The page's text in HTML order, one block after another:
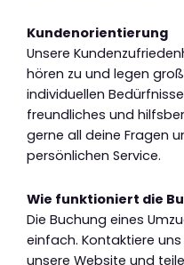
Kundenorientierung
Unsere
hören zu und legen
individuellen
freundliches und
gerne all deine Fragen
persönlichen Service.
Wie funktioniert die
Die Buchung eines
einfach. Kontaktiere
unsere Website und